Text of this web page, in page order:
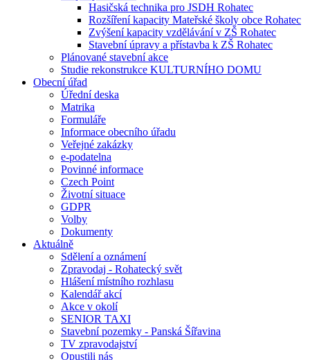
Hasičská technika pro JSDH Rohatec
Rozšíření kapacity Mateřské školy obce Rohatec
Zvýšení kapacity vzdělávání v ZŠ Rohatec
Stavební úpravy a přístavba k ZŠ Rohatec
Plánované stavební akce
Studie rekonstrukce KULTURNÍHO DOMU
Obecní úřad
Úřední deska
Matrika
Formuláře
Informace obecního úřadu
Veřejné zakázky
e-podatelna
Povinné informace
Czech Point
Životní situace
GDPR
Volby
Dokumenty
Aktuálně
Sdělení a oznámení
Zpravodaj - Rohatecký svět
Hlášení místního rozhlasu
Kalendář akcí
Akce v okolí
SENIOR TAXI
Stavební pozemky - Panská Šířavina
TV zpravodajství
Opustili nás